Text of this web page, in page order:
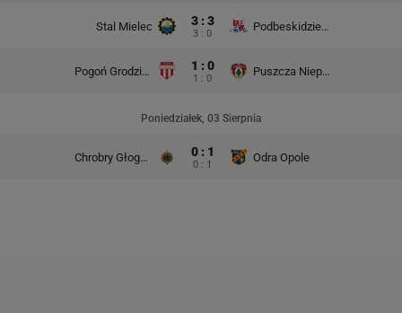
Stal Mielec 3 : 3
3 : 0
Podbeskidzie Bielsko-Biała
Pogoń Grodzisk Mazowiecki 1 : 0
1 : 0
Puszcza Niepołomice
Poniedziałek, 03 Sierpnia
Chrobry Głogów 0 : 1
0 : 1
Odra Opole